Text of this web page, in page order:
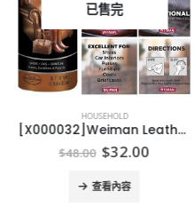
已售完
HOUSEHOLD
[X000032]Weiman Leather Wipes Weiman 皮革清潔專用濕巾 (1樽30片)
$48.00 Original
price
was:
$48.00.
$32.00Current
查看內容